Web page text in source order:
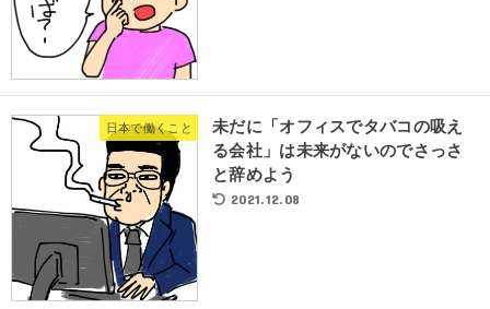
日本で働くこと
未だに「オフィスでタバコの吸え
る会社」は未来がないのでさっさ
と辞めよう
2021.12.08